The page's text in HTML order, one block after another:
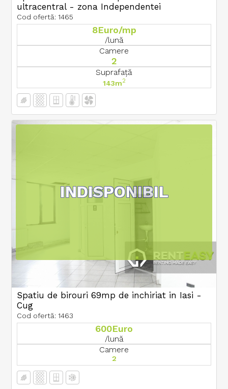
ultracentral - zona Independentei
Cod ofertă: 1465
8Euro/mp
/lună
Camere
2
Suprafață
143m2
INDISPONIBIL
Spatiu de birouri 69mp de inchiriat in Iasi -
Cug
Cod ofertă: 1463
600Euro
/lună
Camere
2